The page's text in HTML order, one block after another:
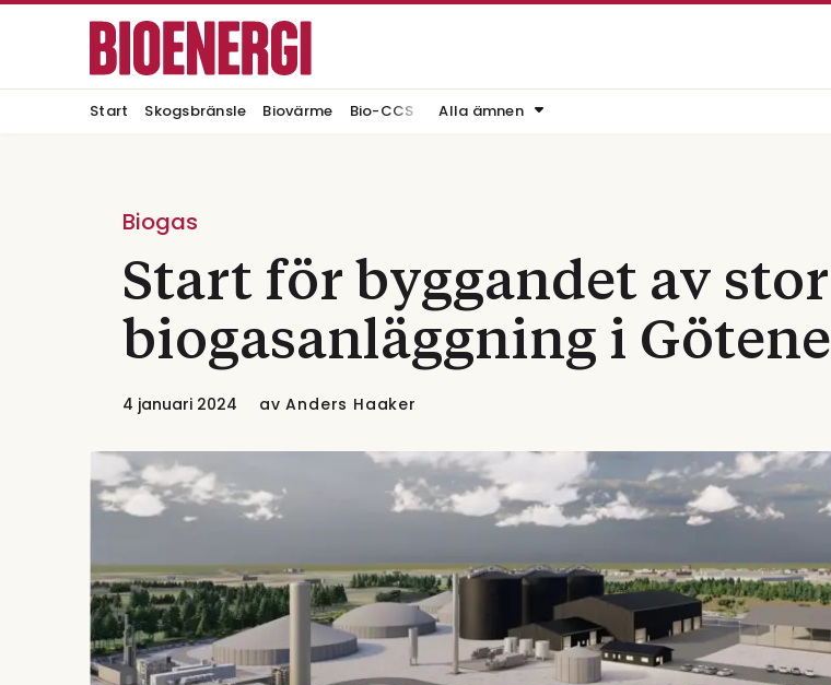
Start Skogsbränsle Biovärme Bio-CCS Alla ämnen
Biogas
Start för byggandet av stor
biogasanläggning i Götene
4 januari 2024 av Anders Haaker